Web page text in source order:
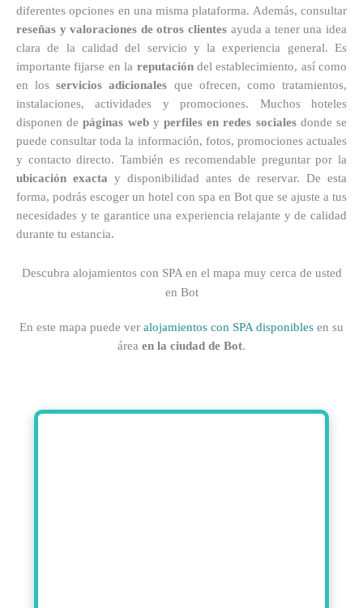
diferentes opciones en una misma plataforma. Además, consultar
reseñas y valoraciones de otros clientes ayuda a tener una idea
clara de la calidad del servicio y la experiencia general. Es
importante fijarse en la reputacióndel establecimiento, así como
en losservicios adicionales que ofrecen, como tratamientos,
instalaciones, actividades y promociones. Muchos hoteles
disponen depáginas webyperfiles en redes socialesdonde se
puede consultar toda la información, fotos, promociones actuales
y contacto directo. También es recomendable preguntar por la
ubicación exacta y disponibilidad antes de reservar. De esta
forma, podrás escoger un hotel con spa en Bot que se ajuste a tus
necesidades y te garantice una experiencia relajante y de calidad
durante tu estancia.
Descubra alojamientos con SPA en el mapa muy cerca de usted
en Bot
En este mapa puede ver alojamientos con SPA disponibles en su
área en la ciudad de Bot.